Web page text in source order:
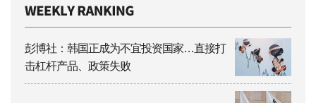
彭博社：韩国正成为不宜投资国家…直接打
击杠杆产品、政策失败